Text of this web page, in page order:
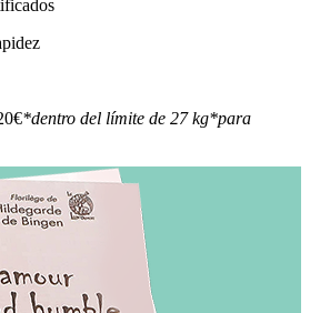
*dentro del límite de 27 kg*para